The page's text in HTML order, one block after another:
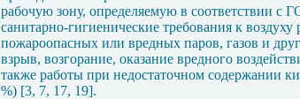
рабочую зону, определяемую в соответствии
санитарно-гигиенические требования к
пожароопасных или вредных паров, газов и
взрыв, возгорание, оказание вредного
также работы при недостаточном содержании
%) [3, 7, 17, 19].